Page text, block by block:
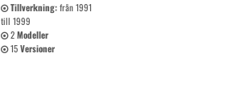
Tillverkning:från 1991
till 1999
2Modeller
15Versioner